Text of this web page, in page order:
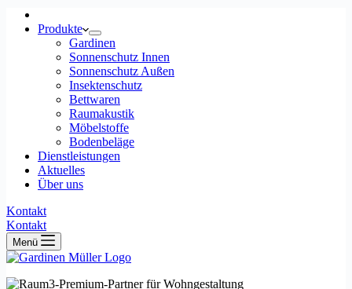
Produkte
Gardinen
Sonnenschutz Innen
Sonnenschutz Außen
Insektenschutz
Bettwaren
Raumakustik
Möbelstoffe
Bodenbeläge
Dienstleistungen
Aktuelles
Über uns
Kontakt
Kontakt
Menü